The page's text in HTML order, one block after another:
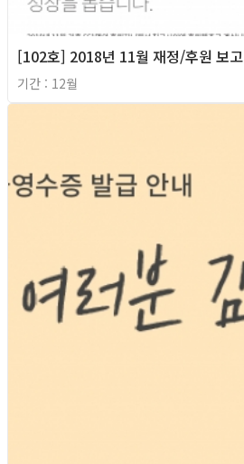
[102호] 2018년 11월 재정/후원 보고
기간 : 12월